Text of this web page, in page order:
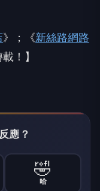
》；《新絲路網路
！】
應？
🤣
哈